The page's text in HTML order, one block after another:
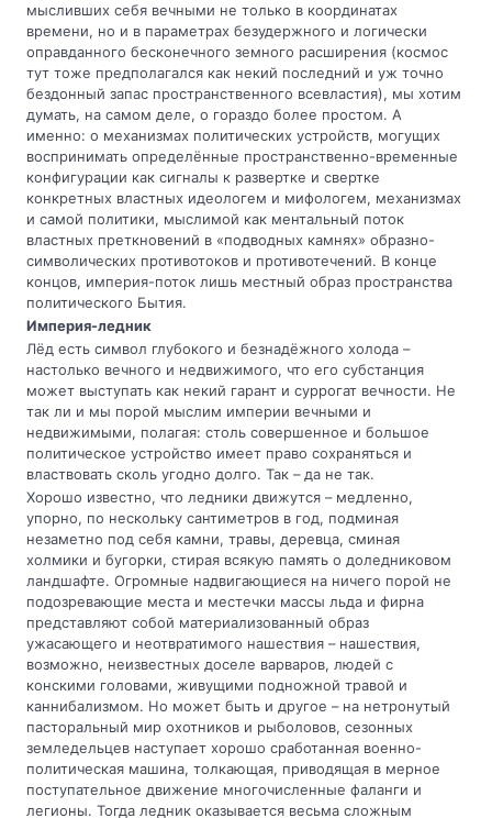
мысливших себя вечными не только в координатах
времени, но и в параметрах безудержного и логически
оправданного бесконечного земного расширения (космос
тут тоже предполагался как некий последний и уж точно
бездонный запас пространственного всевластия), мы хотим
думать, на самом деле, о гораздо более простом. А
именно: о механизмах политических устройств, могущих
воспринимать определённые пространственно-временные
конфигурации как сигналы к развертке и свертке
конкретных властных идеологем и мифологем, механизмах
и самой политики, мыслимой как ментальный поток
властных преткновений в «подводных камнях» образно-
символических противотоков и противотечений. В конце
концов, империя-поток лишь местный образ пространства
политического Бытия.
Империя-ледник
Лёд есть символ глубокого и безнадёжного холода –
настолько вечного и недвижимого, что его субстанция
может выступать как некий гарант и суррогат вечности. Не
так ли и мы порой мыслим империи вечными и
недвижимыми, полагая: столь совершенное и большое
политическое устройство имеет право сохраняться и
властвовать сколь угодно долго. Так – да не так.
Хорошо известно, что ледники движутся – медленно,
упорно, по нескольку сантиметров в год, подминая
незаметно под себя камни, травы, деревца, сминая
холмики и бугорки, стирая всякую память о доледниковом
ландшафте. Огромные надвигающиеся на ничего порой не
подозревающие места и местечки массы льда и фирна
представляют собой материализованный образ
ужасающего и неотвратимого нашествия – нашествия,
возможно, неизвестных доселе варваров, людей с
конскими головами, живущими подножной травой и
каннибализмом. Но может быть и другое – на нетронутый
пасторальный мир охотников и рыболовов, сезонных
земледельцев наступает хорошо сработанная военно-
политическая машина, толкающая, приводящая в мерное
поступательное движение многочисленные фаланги и
легионы. Тогда ледник оказывается весьма сложным